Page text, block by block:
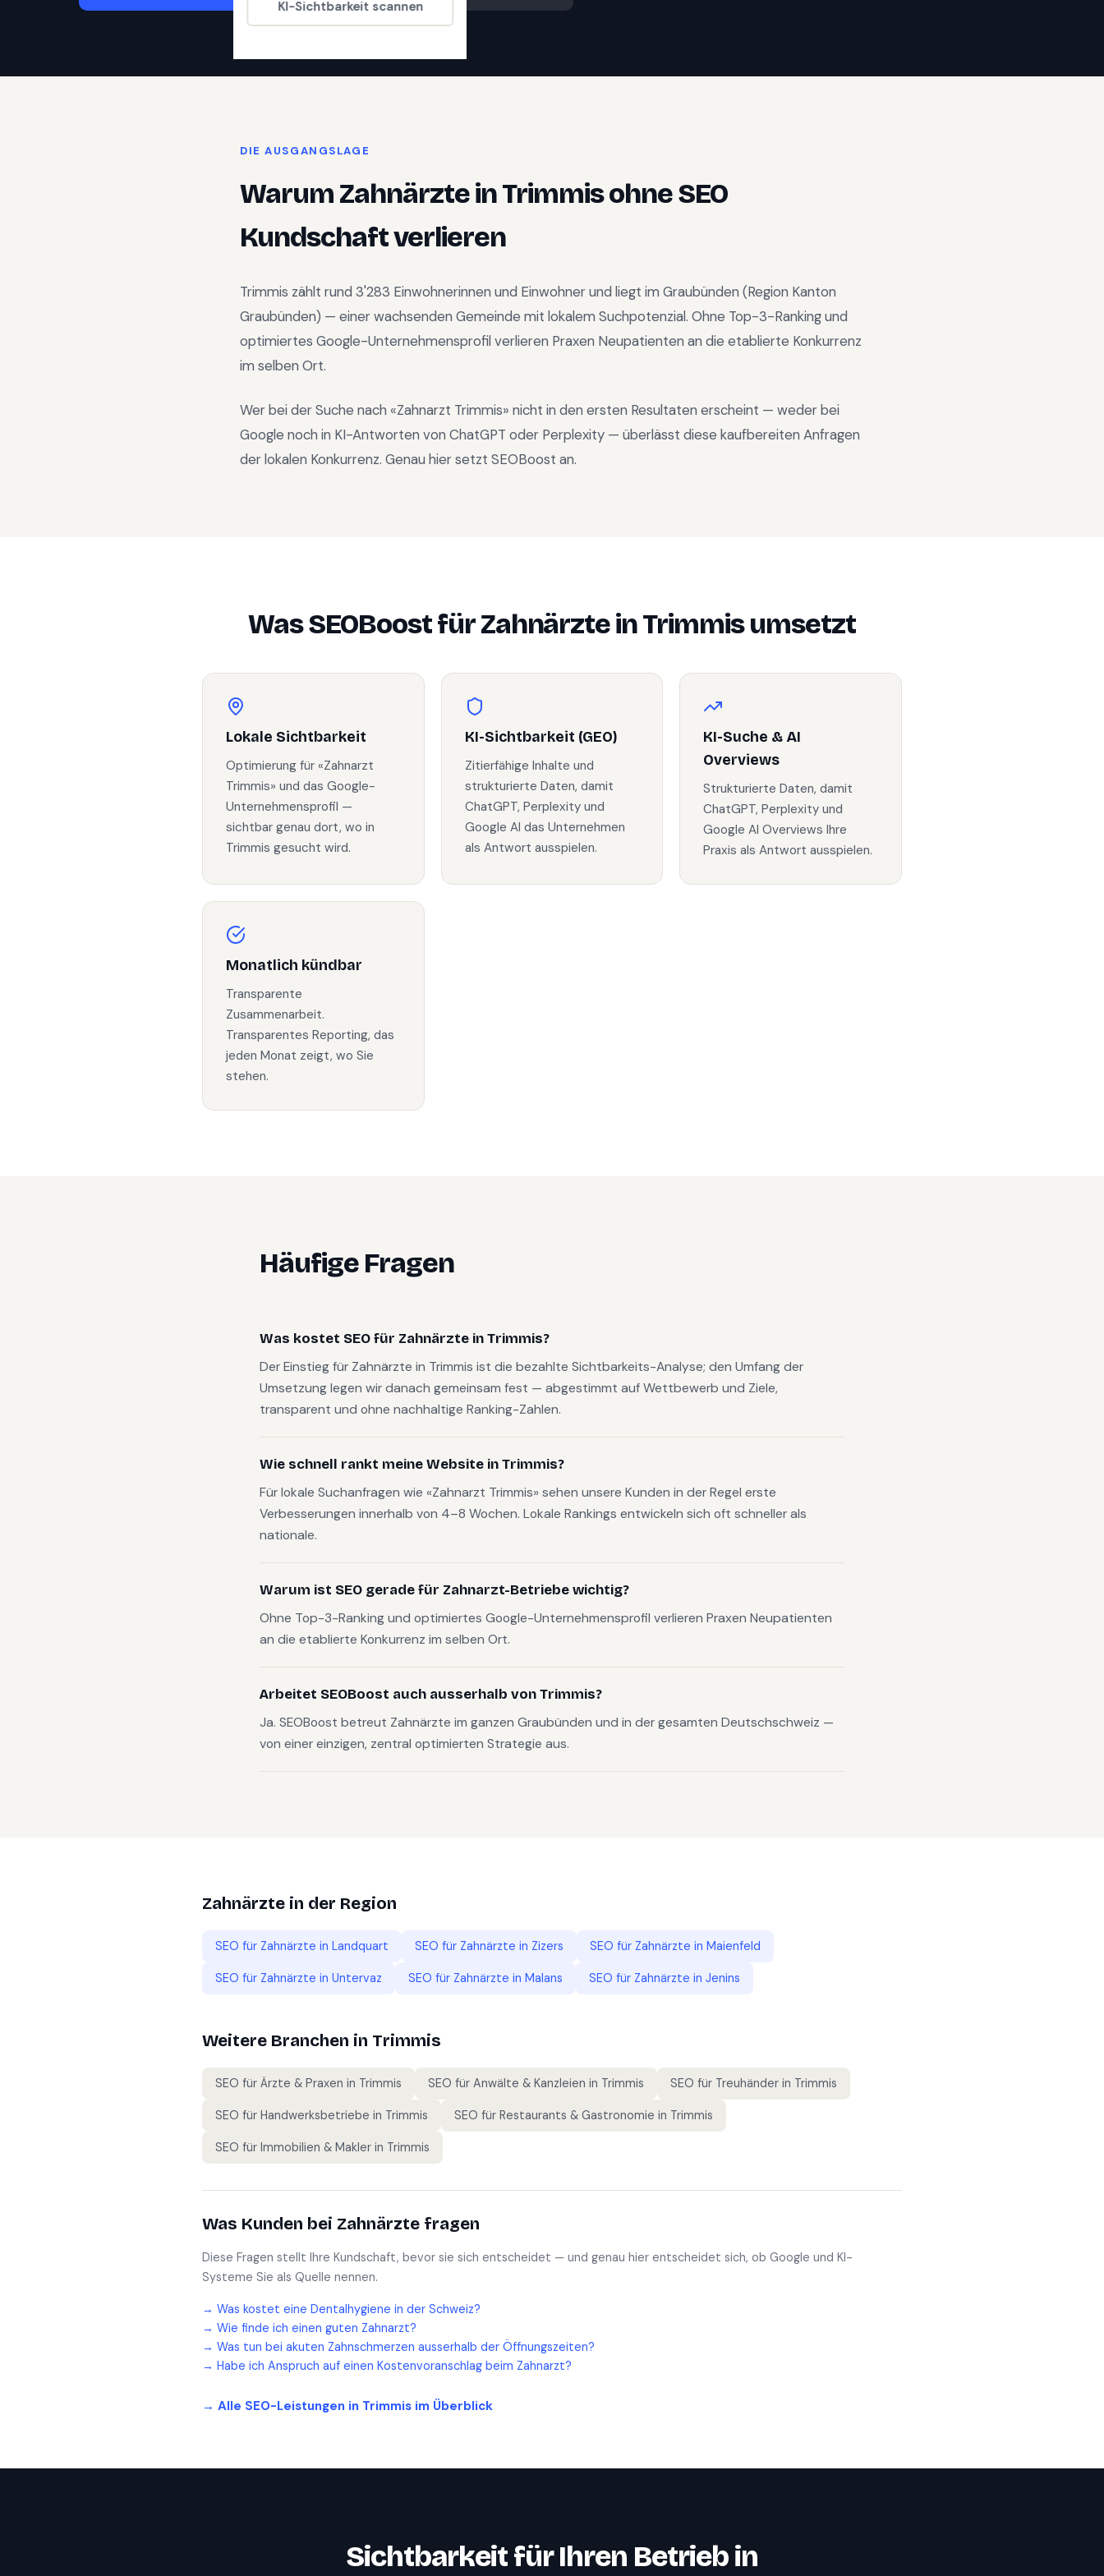
KI-Sichtbarkeit scannen
DIE AUSGANGSLAGE
Warum ZahnärzteinTrimmisohne SEO
Kundschaft verlieren
Trimmis zählt rund 3'283 Einwohnerinnen und Einwohner und liegt im Graubünden (Region Kanton
Graubünden) — einer wachsenden Gemeinde mit lokalem Suchpotenzial. Ohne Top-3-Ranking und
optimiertes Google-Unternehmensprofil verlieren Praxen Neupatienten an die etablierte Konkurrenz
im selben Ort.
Wer bei der Suche nach «Zahnarzt Trimmis» nicht in den ersten Resultaten erscheint — weder bei
Google noch in KI-Antworten von ChatGPT oder Perplexity — überlässt diese kaufbereiten Anfragen
der lokalen Konkurrenz. Genau hier setzt SEOBoost an.
Was SEOBoost fürZahnärzteinTrimmisumsetzt
Lokale Sichtbarkeit
Optimierung für «Zahnarzt
Trimmis» und das Google-
Unternehmensprofil —
sichtbar genau dort, wo in
Trimmis gesucht wird.
KI-Sichtbarkeit (GEO)
Zitierfähige Inhalte und
strukturierte Daten, damit
ChatGPT, Perplexity und
Google AI das Unternehmen
als Antwort ausspielen.
KI-Suche & AI
Overviews
Strukturierte Daten, damit
ChatGPT, Perplexity und
Google AI Overviews Ihre
Praxis als Antwort ausspielen.
Monatlich kündbar
Transparente
Zusammenarbeit.
Transparentes Reporting, das
jeden Monat zeigt, wo Sie
stehen.
Häufige Fragen
Was kostet SEO für Zahnärzte in Trimmis?
Der Einstieg für Zahnärzte in Trimmis ist die bezahlte Sichtbarkeits-Analyse; den Umfang der
Umsetzung legen wir danach gemeinsam fest — abgestimmt auf Wettbewerb und Ziele,
transparent und ohne nachhaltige Ranking-Zahlen.
Wie schnell rankt meine Website in Trimmis?
Für lokale Suchanfragen wie «Zahnarzt Trimmis» sehen unsere Kunden in der Regel erste
Verbesserungen innerhalb von 4–8 Wochen. Lokale Rankings entwickeln sich oft schneller als
nationale.
Warum ist SEO gerade für Zahnarzt-Betriebe wichtig?
Ohne Top-3-Ranking und optimiertes Google-Unternehmensprofil verlieren Praxen Neupatienten
an die etablierte Konkurrenz im selben Ort.
Arbeitet SEOBoost auch ausserhalb von Trimmis?
Ja. SEOBoost betreut Zahnärzte im ganzen Graubünden und in der gesamten Deutschschweiz —
von einer einzigen, zentral optimierten Strategie aus.
Zahnärzte in der Region
SEO für Zahnärzte in Landquart SEO für Zahnärzte in Zizers SEO für Zahnärzte in Maienfeld
SEO für Zahnärzte in Untervaz SEO für Zahnärzte in Malans SEO für Zahnärzte in Jenins
Weitere Branchen in Trimmis
SEO für Ärzte & Praxen in Trimmis SEO für Anwälte & Kanzleien in Trimmis SEO für Treuhänder in Trimmis
SEO für Handwerksbetriebe in Trimmis SEO für Restaurants & Gastronomie in Trimmis
SEO für Immobilien & Makler in Trimmis
Was Kunden bei Zahnärzte fragen
Diese Fragen stellt Ihre Kundschaft, bevor sie sich entscheidet — und genau hier entscheidet sich, ob Google und KI-
Systeme Sie als Quelle nennen.
→ Was kostet eine Dentalhygiene in der Schweiz?
→ Wie finde ich einen guten Zahnarzt?
→ Was tun bei akuten Zahnschmerzen ausserhalb der Öffnungszeiten?
→ Habe ich Anspruch auf einen Kostenvoranschlag beim Zahnarzt?
→ Alle SEO-Leistungen in Trimmis im Überblick
Sichtbarkeit für Ihren Betrieb in